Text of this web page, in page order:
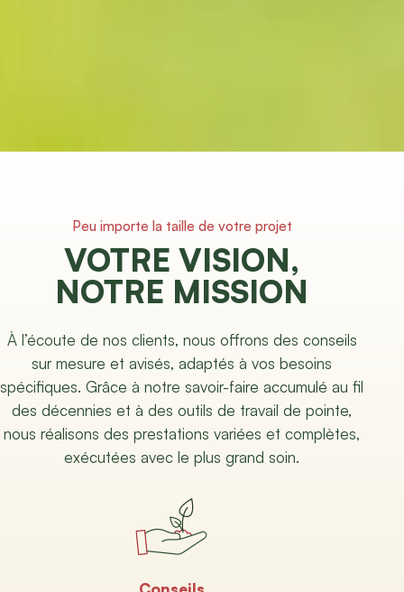
Peu importe la taille de votre projet
VOTRE VISION,
NOTRE MISSION
À l’écoute de nos clients, nous offrons des conseils
sur mesure et avisés, adaptés à vos besoins
spécifiques. Grâce à notre savoir-faire accumulé au fil
des décennies et à des outils de travail de pointe,
nous réalisons des prestations variées et complètes,
exécutées avec le plus grand soin.